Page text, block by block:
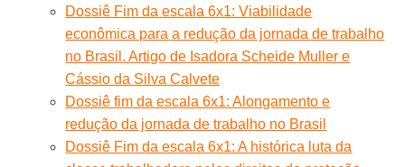
Dossiê Fim da escala 6x1: Viabilidade
econômica para a redução da jornada de trabalho
no Brasil. Artigo de Isadora Scheide Muller e
Cássio da Silva Calvete
Dossiê fim da escala 6x1: Alongamento e
redução da jornada de trabalho no Brasil
Dossiê Fim da escala 6x1: A histórica luta da